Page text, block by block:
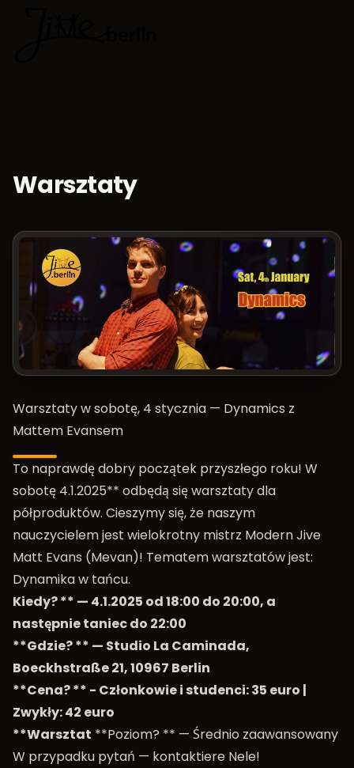
Warsztaty
Warsztaty w sobotę, 4 stycznia — Dynamics z
Mattem Evansem
To naprawdę dobry początek przyszłego roku! W
sobotę 4.1.2025** odbędą się warsztaty dla
półproduktów. Cieszymy się, że naszym
nauczycielem jest wielokrotny mistrz Modern Jive
Matt Evans (Mevan)! Tematem warsztatów jest:
Dynamika w tańcu.
Kiedy? ** — 4.1.2025 od 18:00 do 20:00, a
następnie taniec do 22:00
**Gdzie? ** — Studio La Caminada,
Boeckhstraße 21, 10967 Berlin
**Cena? ** - Członkowie i studenci: 35 euro |
Zwykły: 42 euro
**Warsztat **Poziom? ** — Średnio zaawansowany
W przypadku pytań — kontaktiere Nele!